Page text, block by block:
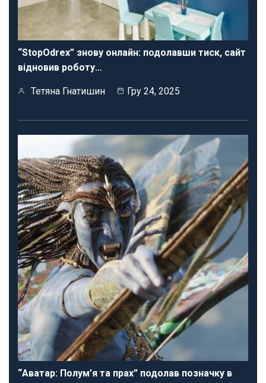
“StopOdrex” знову онлайн: подолавши тиск, сайт
відновив роботу…
Тетяна Гнатишин Гру 24, 2025
“Аватар: Полум’я та прах” подолав позначку в